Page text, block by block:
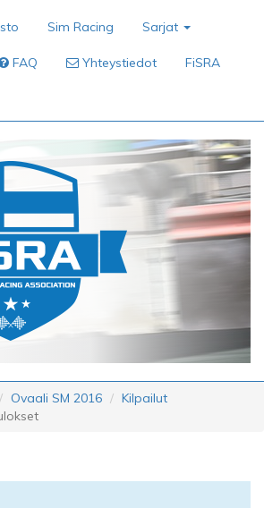
Sim Racing Sarjat
FAQ Yhteystiedot FiSRA
Ovaali SM 2016
Kilpailut